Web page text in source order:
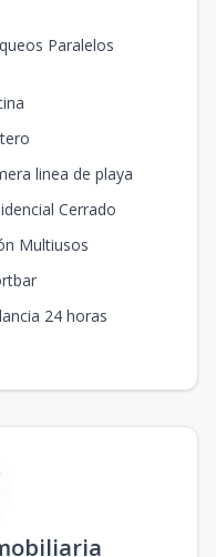
Paralelos
linea de playa
Cerrado
Multiusos
24 horas